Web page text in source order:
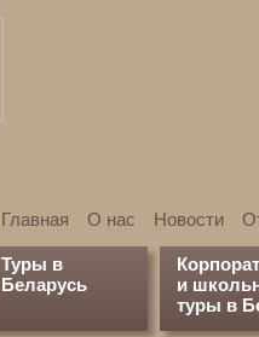
Главная О нас Новости
Туры в
Беларусь
и
туры в